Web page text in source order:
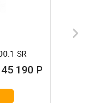
SR
190 Р
510 Р